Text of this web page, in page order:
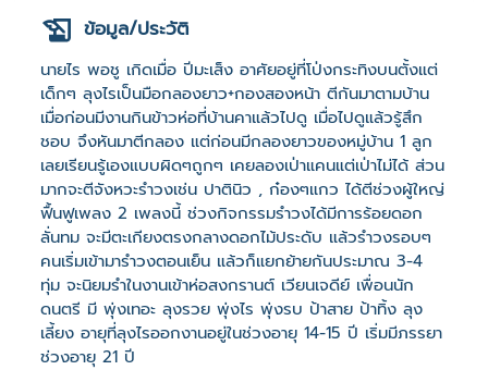
ข้อมูล/ประวัติ
นายไร พอชู เกิดเมื่อ ปีมะเส็ง อาศัยอยู่ที่โป่งกระทิงบนตั้งแต่
เด็กๆ ลุงไรเป็นมือกลองยาว+กองสองหน้า ตีกันมาตามบ้าน
เมื่อก่อนมีงานกินข้าวห่อที่บ้านคาแล้วไปดู เมื่อไปดูแล้วรู้สึก
ชอบ จึงหันมาตีกลอง แต่ก่อนมีกลองยาวของหมู่บ้าน 1 ลูก
เลยเรียนรู้เองแบบผิดๆถูกๆ เคยลองเป่าแคนแต่เป่าไม่ได้ ส่วน
มากจะตีจังหวะรำวงเช่น ปาตินิว , ก๋องๆแกว ได้ตีช่วงผู้ใหญ่
ฟื้นฟูเพลง 2 เพลงนี้ ช่วงกิจกรรมรำวงได้มีการร้อยดอก
ลั่นทม จะมีตะเกียงตรงกลางดอกไม้ประดับ แล้วรำวงรอบๆ
คนเริ่มเข้ามารำวงตอนเย็น แล้วก็แยกย้ายกันประมาณ 3-4
ทุ่ม จะนิยมรำในงานเข้าห่อสงกรานต์ เวียนเจดีย์ เพื่อนนัก
ดนตรี มี พุ่งเทอะ ลุงรวย พุ่งไร พุ่งรบ ป้าสาย ป้าทิ้ง ลุง
เลี้ยง อายุที่ลุงไรออกงานอยู่ในช่วงอายุ 14-15 ปี เริ่มมีภรรยา
ช่วงอายุ 21 ปี